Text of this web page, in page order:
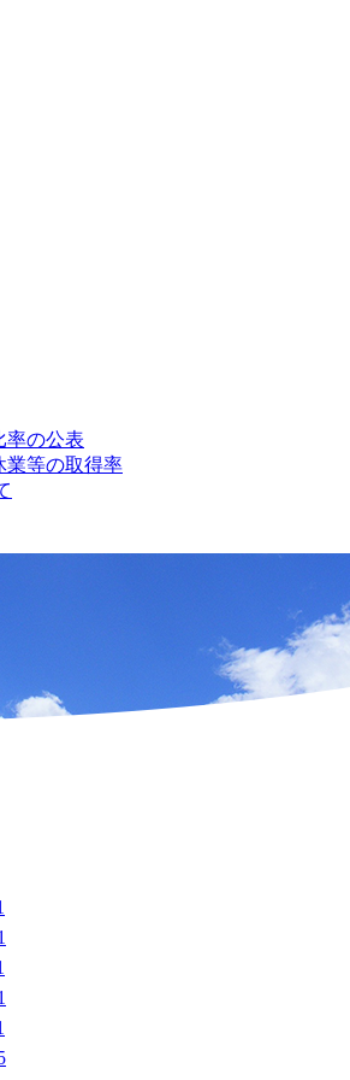
率の公表
業等の取得率